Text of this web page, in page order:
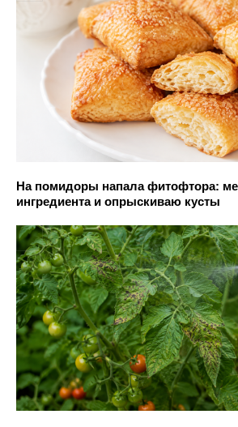
На помидоры напала фитофтора:
ингредиента и опрыскиваю кусты